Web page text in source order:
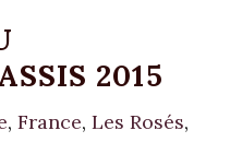
2015
, France, Les Rosés,